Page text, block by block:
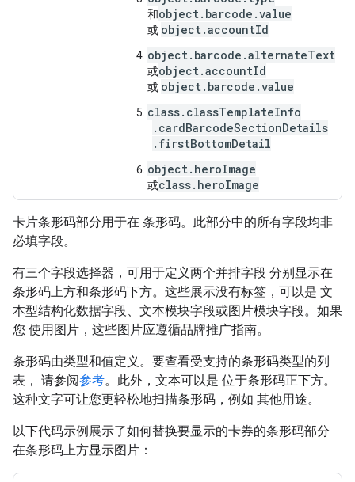
和object.barcode.value
或 object.accountId
object.barcode.alternateText
或object.accountId
或 object.barcode.value
class.classTemplateInfo
.cardBarcodeSectionDetails
.firstBottomDetail
object.heroImage
或class.heroImage
卡片条形码部分用于在 条形码。此部分中的所有字段均非
必填字段。
有三个字段选择器，可用于定义两个并排字段 分别显示在
条形码上方和条形码下方。这些展示没有标签，可以是 文
本型结构化数据字段、文本模块字段或图片模块字段。如果
您 使用图片，这些图片应遵循品牌推广指南。
条形码由类型和值定义。要查看受支持的条形码类型的列
表， 请参阅参考。此外，文本可以是 位于条形码正下方。
这种文字可让您更轻松地扫描条形码，例如 其他用途。
以下代码示例展示了如何替换要显示的卡券的条形码部分
在条形码上方显示图片：